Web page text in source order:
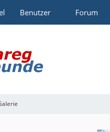
Benutzer Forum